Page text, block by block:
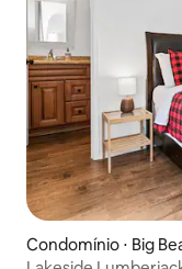
Condomínio ⋅ Big